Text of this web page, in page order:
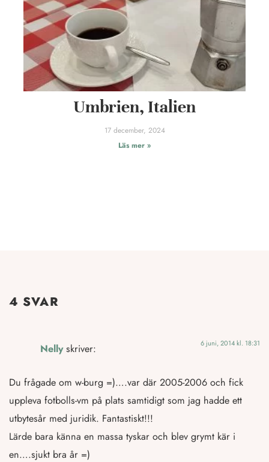
Umbrien, Italien
17 december, 2024
Läs mer »
4 SVAR
Nelly skriver: 6 juni, 2014 kl. 18:31
Du frågade om w-burg =)….var där 2005-2006 och fick
uppleva fotbolls-vm på plats samtidigt som jag hadde ett
utbytesår med juridik. Fantastiskt!!!
Lärde bara känna en massa tyskar och blev grymt kär i
en….sjukt bra år =)